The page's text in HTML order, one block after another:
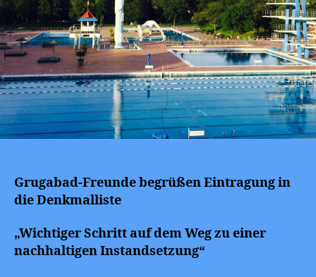
Grugabad-Freunde begrüßen Eintragung in
die Denkmalliste
„Wichtiger Schritt auf dem Weg zu einer
nachhaltigen Instandsetzung“